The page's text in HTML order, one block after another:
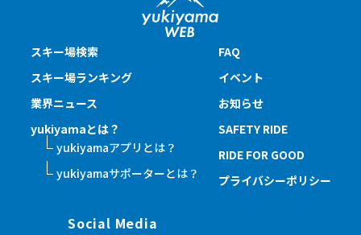
スキー場検索
スキー場ランキング
業界ニュース
yukiyamaとは？
yukiyamaアプリとは？
yukiyamaサポーターとは？
FAQ
イベント
お知らせ
SAFETY RIDE
RIDE FOR GOOD
プライバシーポリシー
Social Media